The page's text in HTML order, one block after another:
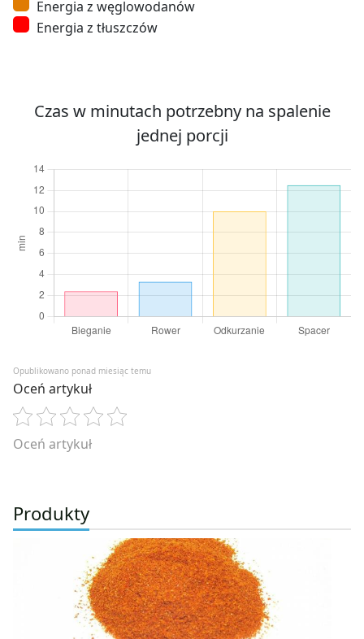
Energia z węglowodanów
Energia z tłuszczów
Czas w minutach potrzebny na spalenie
jednej porcji
Opublikowano ponad miesiąc temu
Oceń artykuł
Oceń artykuł
Produkty